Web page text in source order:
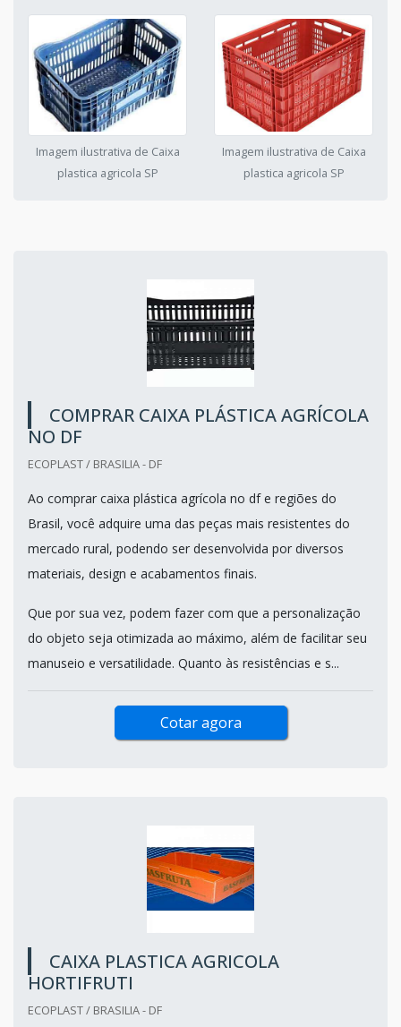
Imagem ilustrativa de Caixa
plastica agricola SP
Imagem ilustrativa de Caixa
plastica agricola SP
COMPRAR CAIXA PLÁSTICA AGRÍCOLA
NO DF
ECOPLAST / BRASILIA - DF
Ao comprar caixa plástica agrícola no df e regiões do
Brasil, você adquire uma das peças mais resistentes do
mercado rural, podendo ser desenvolvida por diversos
materiais, design e acabamentos finais.
Que por sua vez, podem fazer com que a personalização
do objeto seja otimizada ao máximo, além de facilitar seu
manuseio e versatilidade. Quanto às resistências e s...
Cotar agora
CAIXA PLASTICA AGRICOLA
HORTIFRUTI
ECOPLAST / BRASILIA - DF